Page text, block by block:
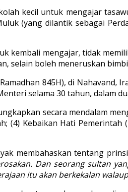
kecil untuk mengajar
(yang dilantik sebagai
kembali mengajar, tidak
selain boleh meneruskan
845H), di Nahavand,
selama 30 tahun, dalam
secara mendalam
(4) Kebaikan Hati Pemerintah
membahaskan tentang
Dan seorang sultan
itu akan berkekalan